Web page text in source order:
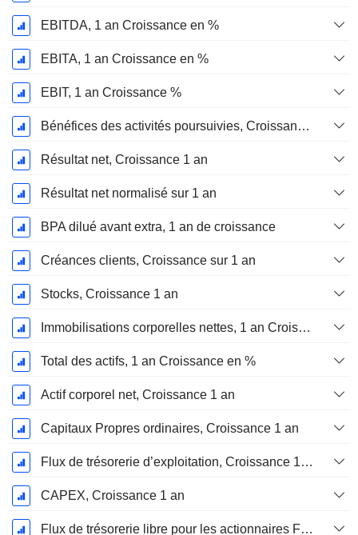
EBITDA, 1 an Croissance en %
EBITA, 1 an Croissance en %
EBIT, 1 an Croissance %
Bénéfices des activités poursuivies, Croissance 1 an
Résultat net, Croissance 1 an
Résultat net normalisé sur 1 an
BPA dilué avant extra, 1 an de croissance
Créances clients, Croissance sur 1 an
Stocks, Croissance 1 an
Immobilisations corporelles nettes, 1 an Croissance
Total des actifs, 1 an Croissance en %
Actif corporel net, Croissance 1 an
Capitaux Propres ordinaires, Croissance 1 an
Flux de trésorerie d’exploitation, Croissance 1 an
CAPEX, Croissance 1 an
Flux de trésorerie libre pour les actionnaires FCFE, Croissance 1 an